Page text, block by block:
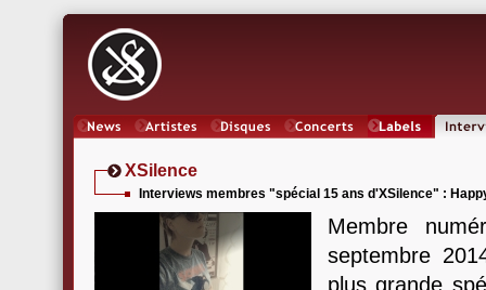
XSilence
Interviews membres "spécial 15 ans d'XSilence" :
Membre
septembre
plus grande